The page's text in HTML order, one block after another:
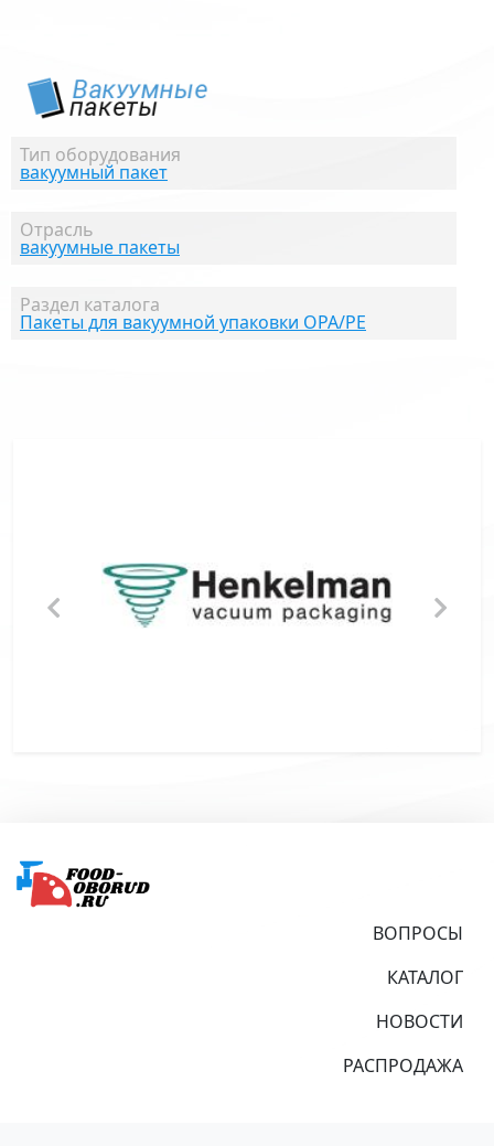
Тип оборудования
вакуумный пакет
Отрасль
вакуумные пакеты
Раздел каталога
Пакеты для вакуумной упаковки OPA/PE
ВОПРОСЫ
КАТАЛОГ
НОВОСТИ
РАСПРОДАЖА